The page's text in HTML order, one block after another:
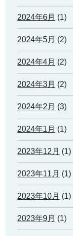
2024年6月 (1)
2024年5月 (2)
2024年4月 (2)
2024年3月 (2)
2024年2月 (3)
2024年1月 (1)
2023年12月 (1)
2023年11月 (1)
2023年10月 (1)
2023年9月 (1)